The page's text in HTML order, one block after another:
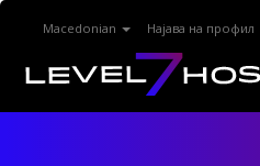
Macedonian Најава на профил